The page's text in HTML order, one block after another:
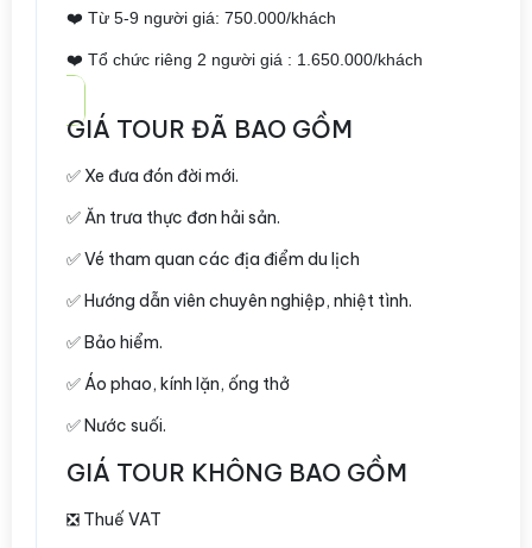
❤️ Từ 5-9 người giá: 750.000/khách
❤️ Tổ chức riêng 2 người giá : 1.650.000/khách
GIÁ TOUR ĐÃ BAO GỒM
✅ Xe đưa đón đời mới.
✅ Ăn trưa thực đơn hải sản.
✅ Vé tham quan các địa điểm du lịch
✅ Hướng dẫn viên chuyên nghiệp, nhiệt tình.
✅ Bảo hiểm.
✅ Áo phao, kính lặn, ống thở
✅ Nước suối.
GIÁ TOUR KHÔNG BAO GỒM
❎ Thuế VAT